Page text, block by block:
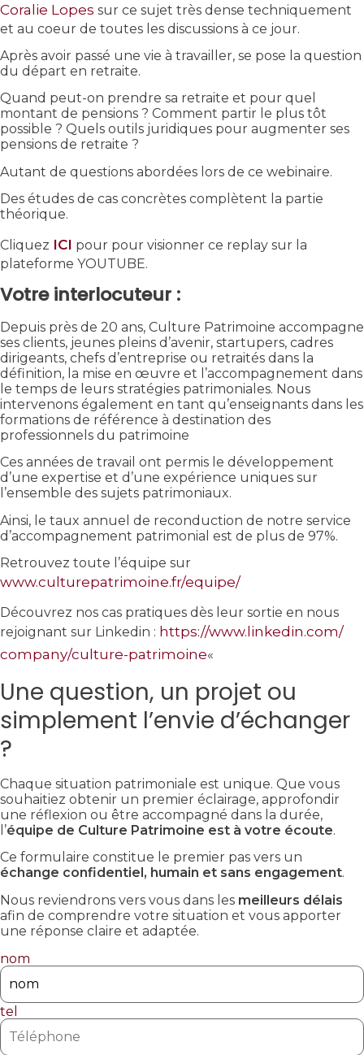
Coralie Lopes sur ce sujet très dense techniquement
et au coeur de toutes les discussions à ce jour.
Après avoir passé une vie à travailler, se pose la question
du départ en retraite.
Quand peut-on prendre sa retraite et pour quel
montant de pensions ? Comment partir le plus tôt
possible ? Quels outils juridiques pour augmenter ses
pensions de retraite ?
Autant de questions abordées lors de ce webinaire.
Des études de cas concrètes complètent la partie
théorique.
Cliquez ICI pour pour visionner ce replay sur la
plateforme YOUTUBE.
Votre interlocuteur :
Depuis près de 20 ans, Culture Patrimoine accompagne
ses clients, jeunes pleins d’avenir, startupers, cadres
dirigeants, chefs d’entreprise ou retraités dans la
définition, la mise en œuvre et l’accompagnement dans
le temps de leurs stratégies patrimoniales. Nous
intervenons également en tant qu’enseignants dans les
formations de référence à destination des
professionnels du patrimoine
Ces années de travail ont permis le développement
d’une expertise et d’une expérience uniques sur
l’ensemble des sujets patrimoniaux.
Ainsi, le taux annuel de reconduction de notre service
d’accompagnement patrimonial est de plus de 97%.
Retrouvez toute l’équipe sur
www.culturepatrimoine.fr/equipe/
Découvrez nos cas pratiques dès leur sortie en nous
rejoignant sur Linkedin : https://www.linkedin.com/
company/culture-patrimoine«
Une question, un projet ou
simplement l’envie d’échanger
?
Chaque situation patrimoniale est unique. Que vous
souhaitiez obtenir un premier éclairage, approfondir
une réflexion ou être accompagné dans la durée,
l’équipe de Culture Patrimoine est à votre écoute.
Ce formulaire constitue le premier pas vers un
échange confidentiel, humain et sans engagement.
Nous reviendrons vers vous dans les meilleurs délais
afin de comprendre votre situation et vous apporter
une réponse claire et adaptée.
nom
tel